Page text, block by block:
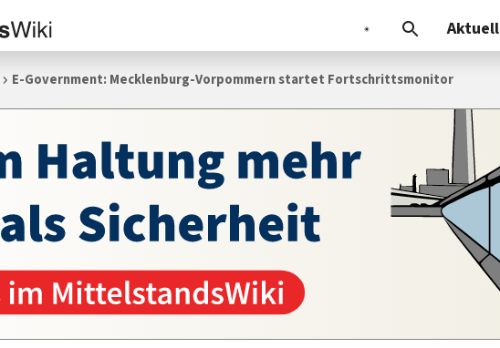
Aktuell
E-Government: Mecklenburg-Vorpommern startet Fortschrittsmonitor